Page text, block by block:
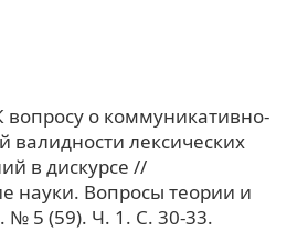
о коммуникативно-
валидности лексических
в дискурсе //
науки. Вопросы теории и
№ 5 (59). Ч. 1. С. 30-33.